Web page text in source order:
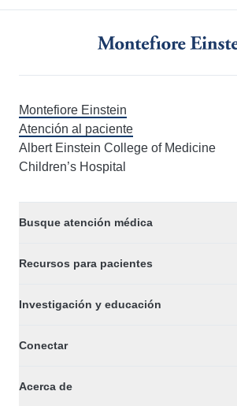
Montefiore Einstein
Atención al paciente
Albert Einstein College of Medicine
Children’s Hospital
Busque atención médica
Recursos para pacientes
Investigación y educación
Conectar
Acerca de